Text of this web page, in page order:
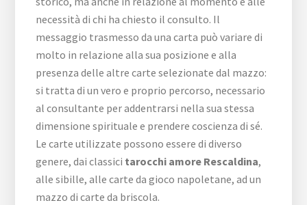
necessità di chi ha chiesto il consulto. Il
messaggio trasmesso da una carta può variare di
molto in relazione alla sua posizione e alla
presenza delle altre carte selezionate dal mazzo:
si tratta di un vero e proprio percorso, necessario
al consultante per addentrarsi nella sua stessa
dimensione spirituale e prendere coscienza di sé.
Le carte utilizzate possono essere di diverso
genere, dai classici tarocchi amore Rescaldina,
alle sibille, alle carte da gioco napoletane, ad un
mazzo di carte da briscola.